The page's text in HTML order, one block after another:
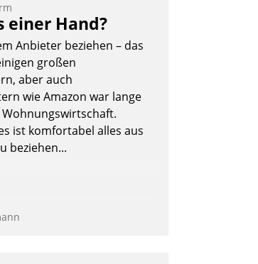
einer Hand?
Anbieter beziehen – das
großen
aber auch
wie Amazon war lange
ist komfortabel alles aus
beziehen...